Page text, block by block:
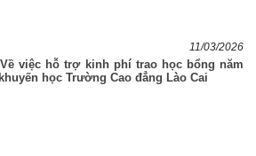
11/03/2026
Về việc hỗ trợ kinh phí trao học bổng năm
học Trường Cao đẳng Lào Cai